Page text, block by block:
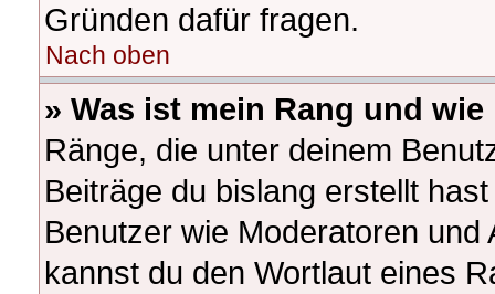
Gründen dafür fragen.
Nach oben
» Was ist mein Rang und
Ränge, die unter deinem
Beiträge du bislang erstellt
Benutzer wie Moderatoren
kannst du den Wortlaut eines